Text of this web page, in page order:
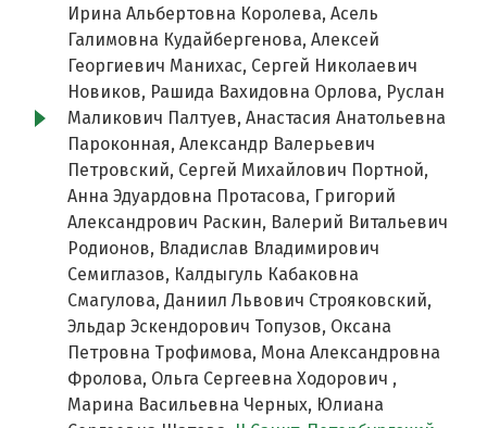
Ирина Альбертовна Королева, Асель
Галимовна Кудайбергенова, Алексей
Георгиевич Манихас, Сергей Николаевич
Новиков, Рашида Вахидовна Орлова, Руслан
Маликович Палтуев, Анастасия Анатольевна
Пароконная, Александр Валерьевич
Петровский, Сергей Михайлович Портной,
Анна Эдуардовна Протасова, Григорий
Александрович Раскин, Валерий Витальевич
Родионов, Владислав Владимирович
Семиглазов, Калдыгуль Кабаковна
Смагулова, Даниил Львович Строяковский,
Эльдар Эскендорович Топузов, Оксана
Петровна Трофимова, Мона Александровна
Фролова, Ольга Сергеевна Ходорович ,
Марина Васильевна Черных, Юлиана